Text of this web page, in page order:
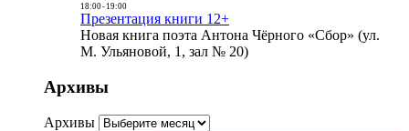
18:00- 19:00
Презентация книги 12+
Новая книга поэта Антона Чёрного «Сбор» (ул.
М. Ульяновой, 1, зал № 20)
Архивы
Архивы